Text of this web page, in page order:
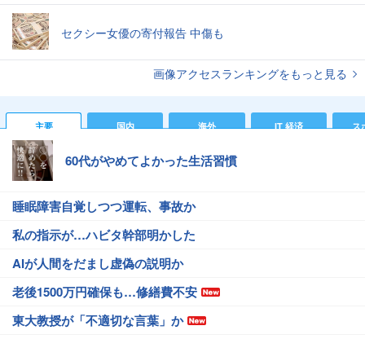
セクシー女優の寄付報告 中傷も
画像アクセスランキングをもっと見る
主要 国内 海外 IT 経済 ス
60代がやめてよかった生活習慣
睡眠障害自覚しつつ運転、事故か
私の指示が…ハビタ幹部明かした
AIが人間をだまし虚偽の説明か
老後1500万円確保も…修繕費不安
東大教授が「不適切な言葉」か